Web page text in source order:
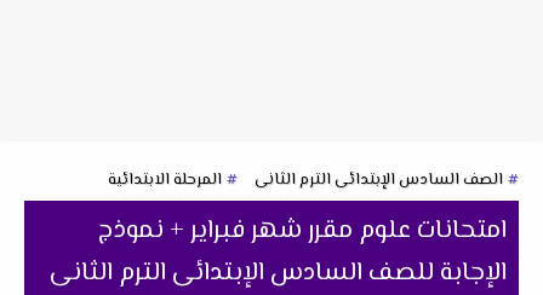
الصف السادس الإبتدائى الترم الثانى المرحلة الابتدائية
امتحانات علوم مقرر شهر فبراير + نموذج
الإجابة للصف السادس الإبتدائى الترم الثانى